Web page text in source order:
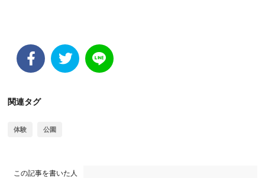
関連タグ
体験 公園
この記事を書いた人